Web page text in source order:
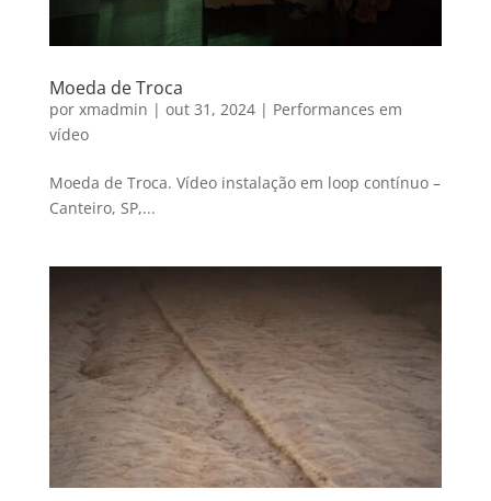
Moeda de Troca
por xmadmin | out 31, 2024| Performances em
vídeo
Moeda de Troca. Vídeo instalação em loop contínuo –
Canteiro, SP,...